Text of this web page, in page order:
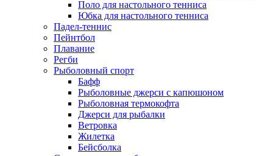
Поло для настольного тенниса
Юбка для настольного тенниса
Падел-теннис
Пейнтбол
Плавание
Регби
Рыболовный спорт
Бафф
Рыболовные джерси с капюшоном
Рыболовная термокофта
Джерси для рыбалки
Ветровка
Жилетка
Бейсболка